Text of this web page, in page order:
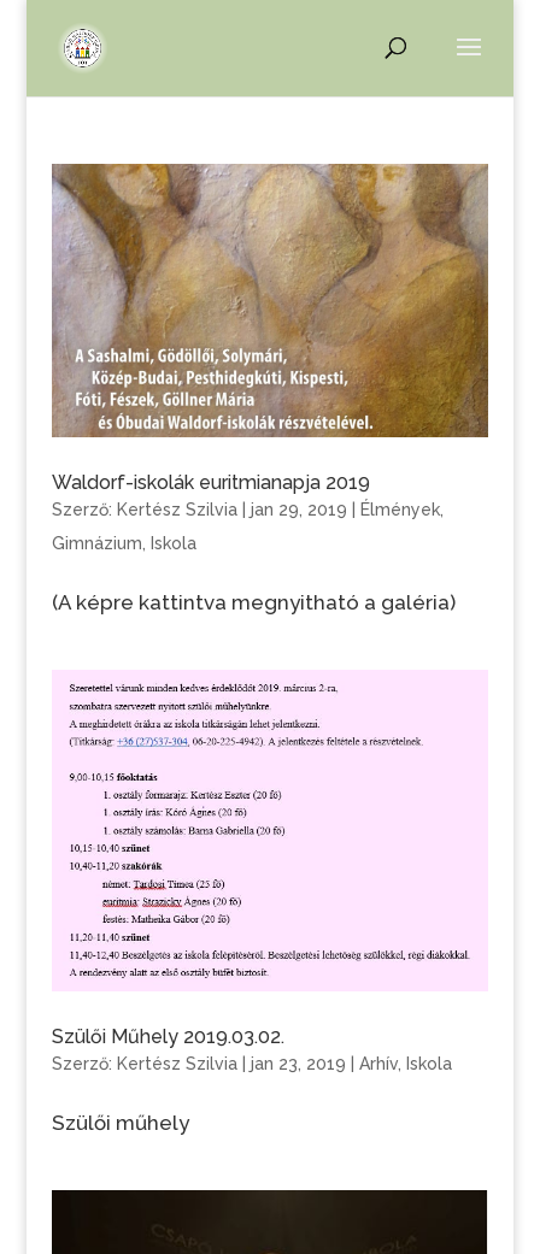
Waldorf-iskolák euritmianapja 2019
Szerző: Kertész Szilvia| jan 29, 2019 Élmények,
Gimnázium
Iskola
(A képre kattintva megnyitható a galéria)
Szülői Műhely 2019.03.02.
Szerző: Kertész Szilvia| jan 23, 2019 Arhív, Iskola
Szülői műhely